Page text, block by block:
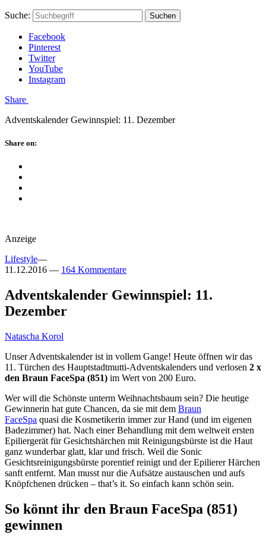
Skip
content
Hauptstadtmutti
Schließen
Search
Schließen
Suche: Suchen
Facebook
Pinterest
Twitter
YouTube
Instagram
Menü
Share
Adventskalender Gewinnspiel: 11. Dezember
Schließen
Share on:
Anzeige
Lifestyle—
11.12.2016 — 164 Kommentare
Adventskalender Gewinnspiel: 11.
Dezember
Natascha Korol
Unser Adventskalender ist in vollem Gange! Heute öffnen wir das
11. Türchen des Hauptstadtmutti-Adventskalenders und verlosen 2 x
den Braun FaceSpa (851) im Wert von 200 Euro.
Wer will die Schönste unterm Weihnachtsbaum sein? Die heutige
Gewinnerin hat gute Chancen, da sie mit dem Braun
FaceSpa quasi die Kosmetikerin immer zur Hand (und im eigenen
Badezimmer) hat. Nach einer Behandlung mit dem weltweit ersten
Epiliergerät für Gesichtshärchen mit Reinigungsbürste ist die Haut
ganz wunderbar glatt, klar und frisch. Weil die Sonic
Gesichtsreinigungsbürste porentief reinigt und der Epilierer Härchen
sanft entfernt. Man musst nur die Aufsätze austauschen und aufs
Knöpfchenen drücken – that’s it. So einfach kann schön sein.
So könnt ihr den Braun FaceSpa (851)
gewinnen